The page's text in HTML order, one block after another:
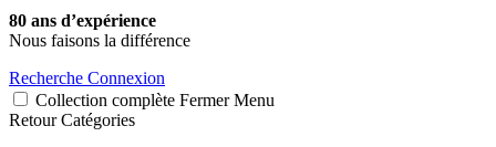
80 ans d’expérience
Nous faisons la différence
Recherche Connexion
Collection complète Fermer Menu
Retour Catégories